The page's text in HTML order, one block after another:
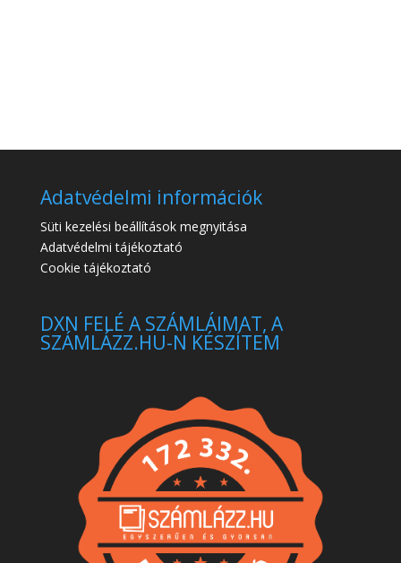
Adatvédelmi információk
Süti kezelési beállítások megnyitása
Adatvédelmi tájékoztató
Cookie tájékoztató
DXN FELÉ A SZÁMLÁIMAT, A
SZÁMLÁZZ.HU-N KÉSZÍTEM